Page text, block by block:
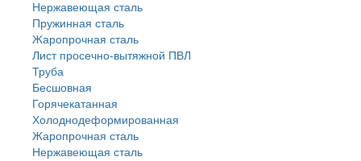
Нержавеющая сталь
Пружинная сталь
Жаропрочная сталь
Лист просечно-вытяжной ПВЛ
Труба
Бесшовная
Горячекатанная
Холоднодеформированная
Жаропрочная сталь
Нержавеющая сталь